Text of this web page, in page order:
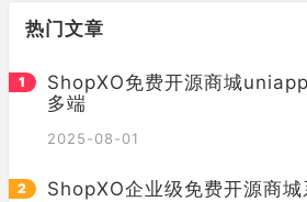
热门文章
ShopXO免费开源商城
多端
2025-08-01
ShopXO企业级免费开源商城